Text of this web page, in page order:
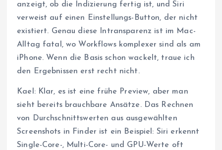
anzeigt, ob die Indizierung fertig ist, und Siri
verweist auf einen Einstellungs-Button, der nicht
existiert. Genau diese Intransparenz ist im Mac-
Alltag fatal, wo Workflows komplexer sind als am
iPhone. Wenn die Basis schon wackelt, traue ich
den Ergebnissen erst recht nicht.
Kael: Klar, es ist eine frühe Preview, aber man
sieht bereits brauchbare Ansätze. Das Rechnen
von Durchschnittswerten aus ausgewählten
Screenshots in Finder ist ein Beispiel: Siri erkennt
Single-Core-, Multi-Core- und GPU-Werte oft